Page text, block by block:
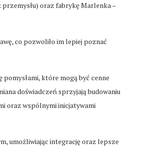
oraz fabrykę Marlenka –
co pozwoliło im lepiej poznać
które mogą być cenne
doświadczeń sprzyjają budowaniu
oraz wspólnymi inicjatywami
umożliwiając integrację oraz lepsze